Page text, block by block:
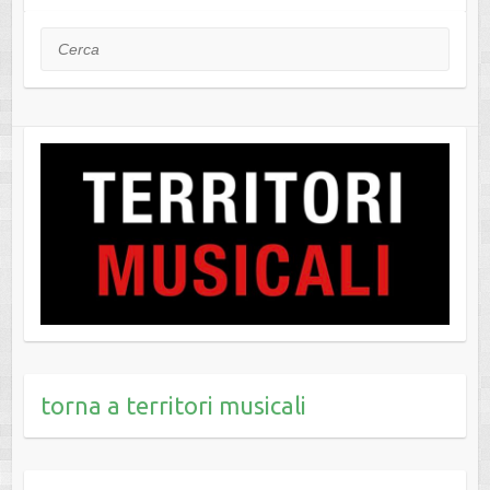
Cerca
torna a territori musicali